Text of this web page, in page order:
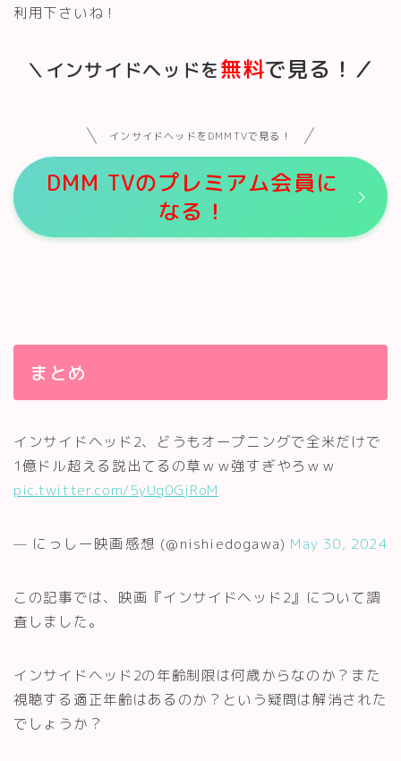
利用下さいね！
＼インサイドヘッドを無料で見る！／
インサイドヘッドをDMMTVで見る！
DMM TVのプレミアム会員に
なる！
まとめ
インサイドヘッド2、どうもオープニングで全米だけで
1億ドル超える説出てるの草ｗｗ強すぎやろｗｗ
pic.twitter.com/5yUg0GjRoM
— にっしー映画感想 (@nishiedogawa) May 30, 2024
この記事では、映画『インサイドヘッド2』について調
査しました。
インサイドヘッド2の年齢制限は何歳からなのか？また
視聴する適正年齢はあるのか？という疑問は解消された
でしょうか？